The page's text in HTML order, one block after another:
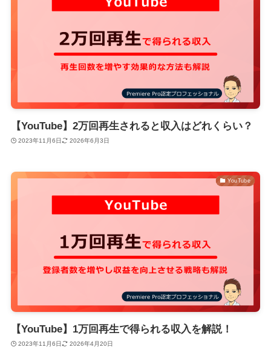
【YouTube】2万回再生されると収入はどれくらい？
2023年11月6日 2026年6月3日
YouTube
【YouTube】1万回再生で得られる収入を解説！
2023年11月6日 2026年4月20日